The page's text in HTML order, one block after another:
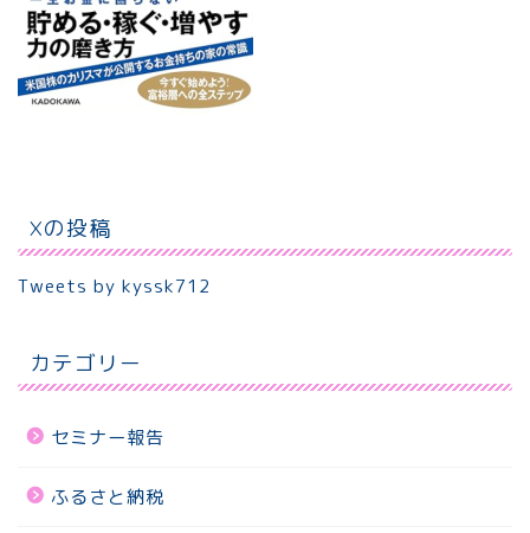
Xの投稿
Tweets by kyssk712
カテゴリー
セミナー報告
ふるさと納税